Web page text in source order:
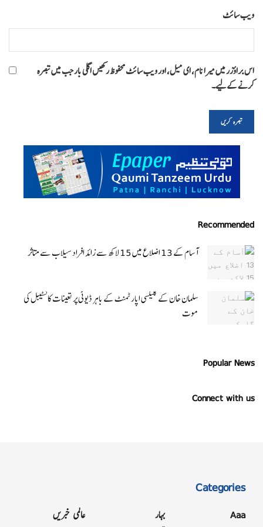
ویب‌ سائٹ
اس براؤزر میں میرا نام، ای میل، اور ویب سائٹ محفوظ رکھیں اگلی بار جب میں تبصرہ
کرنے کےلیے۔
Recommended
آسام کے 13 اضلاع میں 15 لاکھ سے زائد افراد سیلاب سے متاثر
سلمان خان کے گلیکسی اپارٹمنٹ کے باہر ڈیوٹی پر تعینات کانسٹیبل کی
موت
Popular News
Connect with us
Categories
Aaa بہار عالمی خبریں